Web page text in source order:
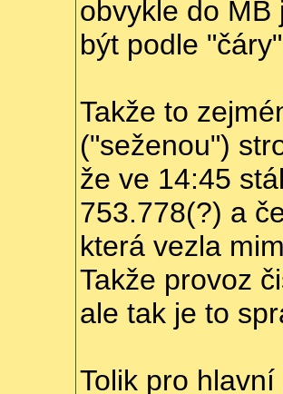
obvykle do MB
být podle
Takže to
("seženou")
že ve 14:45
753.778(?) a
která vezla
Takže provoz
ale tak je to
Tolik pro